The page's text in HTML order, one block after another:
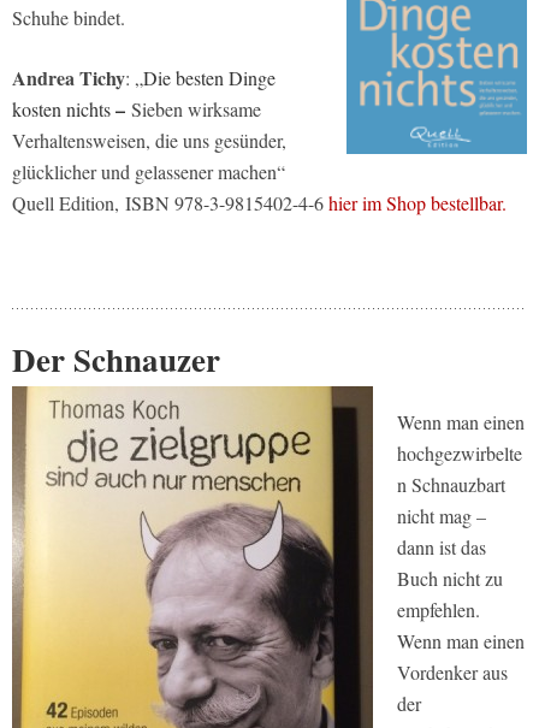
Schuhe bindet.
Andrea Tichy: „Die besten Dinge
kosten nichts– Sieben wirksame
Verhaltensweisen, die uns gesünder,
glücklicher und gelassener machen“
Quell Edition, ISBN 978-3-9815402-4-6hier im Shop bestellbar.
Der Schnauzer
Wenn man einen
hochgezwirbelte
n Schnauzbart
nicht mag –
dann ist das
Buch nicht zu
empfehlen.
Wenn man einen
Vordenker aus
der